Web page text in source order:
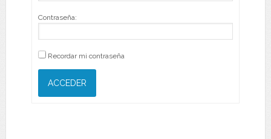
Contraseña:
Recordar mi contraseña
ACCEDER